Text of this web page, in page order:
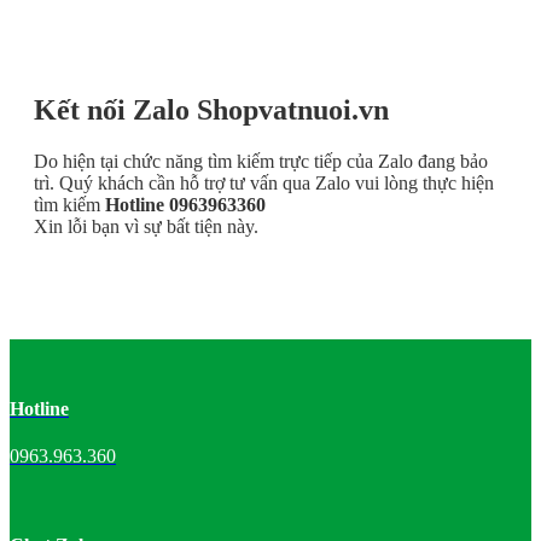
Kết nối Zalo Shopvatnuoi.vn
Do hiện tại chức năng tìm kiếm trực tiếp của Zalo đang bảo
trì. Quý khách cần hỗ trợ tư vấn qua Zalo vui lòng thực hiện
tìm kiếm Hotline 0963963360
Xin lỗi bạn vì sự bất tiện này.
Hotline
0963.963.360